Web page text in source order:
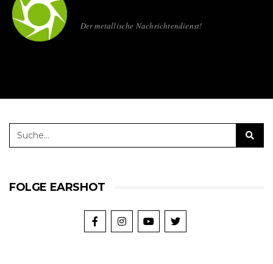
Der metallische Nachrichtendienst!
FOLGE EARSHOT